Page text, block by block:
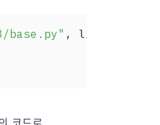
, line